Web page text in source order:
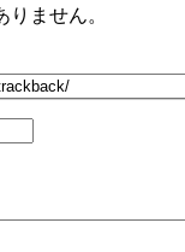
ません。